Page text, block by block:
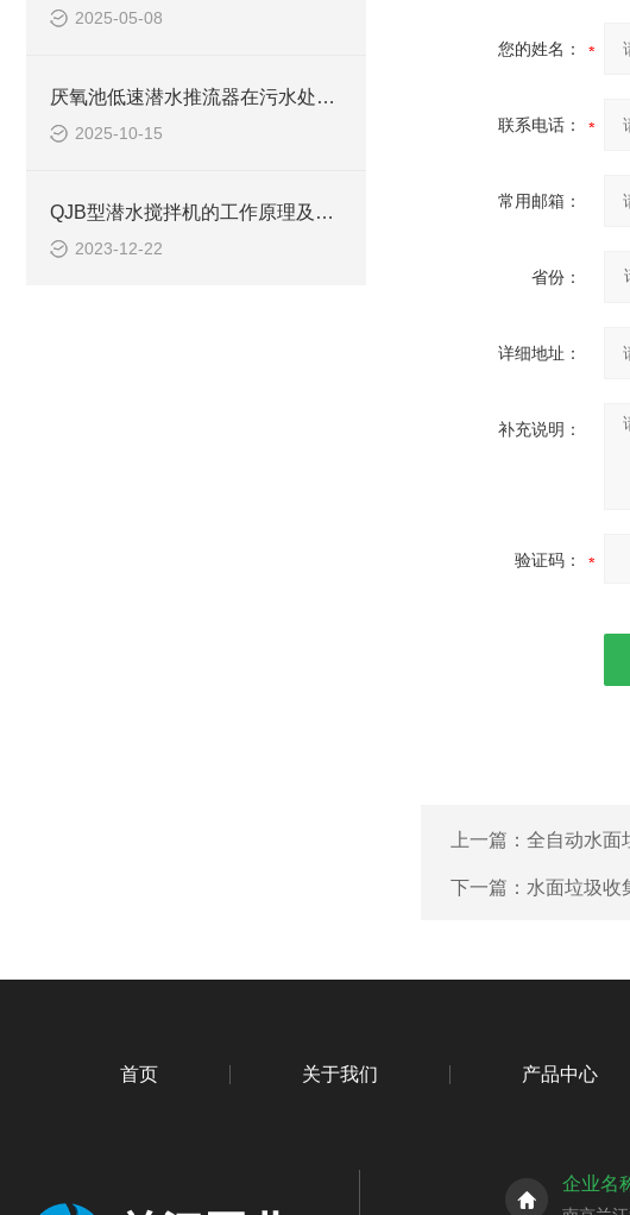
2025-05-08
厌氧池低速潜水推流器在污水处理中的作用
2025-10-15
QJB型潜水搅拌机的工作原理及作用特点、安装系统CAD结构图
2023-12-22
您的姓名：
联系电话：
常用邮箱：
省份：
详细地址：
补充说明：
验证码：
上一篇： 全自动水面
下一篇： 水面垃圾收
首页 关于我们 产品中心
企业名